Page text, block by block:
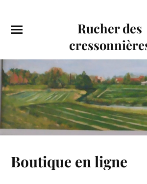
Rucher des
Boutique en ligne